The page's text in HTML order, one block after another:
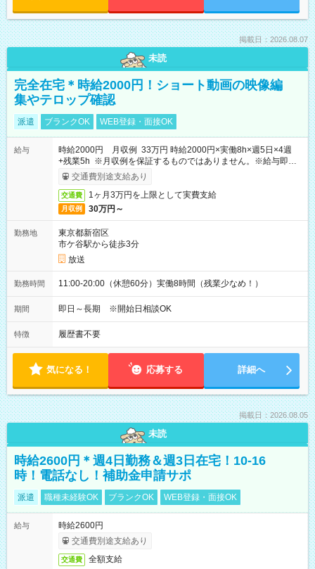
掲載日：2026.08.07
未読
完全在宅＊時給2000円！ショート動画の映像編
集やテロップ確認
派遣 ブランクOK WEB登録・面接OK
給与
時給2000円 月収例 33万円 時給2000円×実働8h×週5日×4週
+残業5h ※月収例を保証するものではありません。※給与即受
取りサービス利用可（利用条件有）
交通費別途支給あり
交通費 1ヶ月3万円を上限として実費支給
月収例 30万円～
勤務地
東京都新宿区
市ケ谷駅から徒歩3分
放送
勤務時間 11:00-20:00（休憩60分）実働8時間（残業少なめ！）
期間 即日～長期 ※開始日相談OK
特徴 履歴書不要
気になる！ 応募する 詳細へ
掲載日：2026.08.05
未読
時給2600円＊週4日勤務＆週3日在宅！10-16
時！電話なし！補助金申請サポ
派遣 職種未経験OK ブランクOK WEB登録・面接OK
給与
時給2600円
交通費別途支給あり
交通費 全額支給